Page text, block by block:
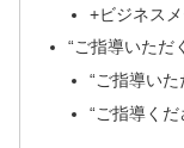
+ビジネス
“ご指導いただ
“ご指導いた
“ご指導くだ